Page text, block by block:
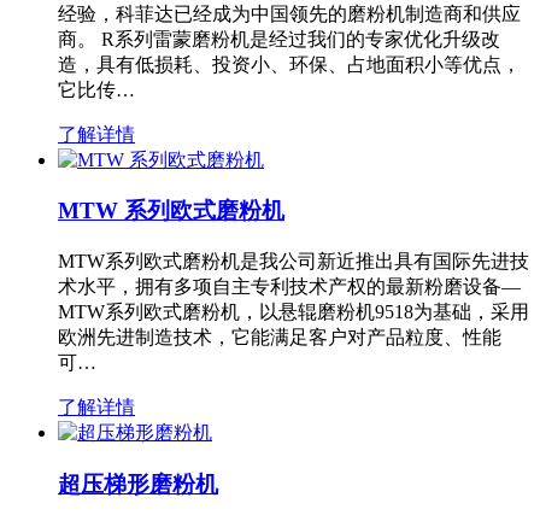
经验，科菲达已经成为中国领先的磨粉机制造商和供应
商。 R系列雷蒙磨粉机是经过我们的专家优化升级改
造，具有低损耗、投资小、环保、占地面积小等优点，
它比传…
了解详情
MTW 系列欧式磨粉机
MTW系列欧式磨粉机是我公司新近推出具有国际先进技
术水平，拥有多项自主专利技术产权的最新粉磨设备—
MTW系列欧式磨粉机，以悬辊磨粉机9518为基础，采用
欧洲先进制造技术，它能满足客户对产品粒度、性能
可…
了解详情
超压梯形磨粉机